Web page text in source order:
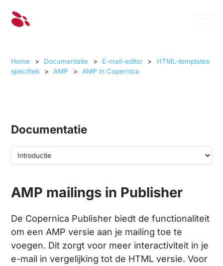
Home > Documentatie > E-mail-editor >
HTML-templates
specifiek
> AMP > AMP in Copernica
Documentatie
AMP mailings in Publisher
De Copernica Publisher biedt de functionaliteit
om een AMP versie aan je mailing toe te
voegen. Dit zorgt voor meer interactiviteit in je
e-mail in vergelijking tot de HTML versie. Voor